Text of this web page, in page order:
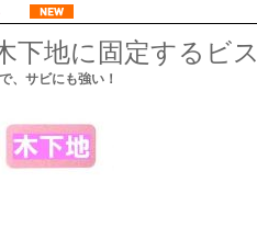
下地に固定するビス
、サビにも強い！